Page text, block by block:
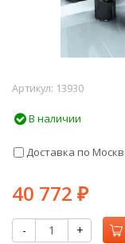
Артикул: 13930
В наличии
Доставка по
40 772 ₽
- +